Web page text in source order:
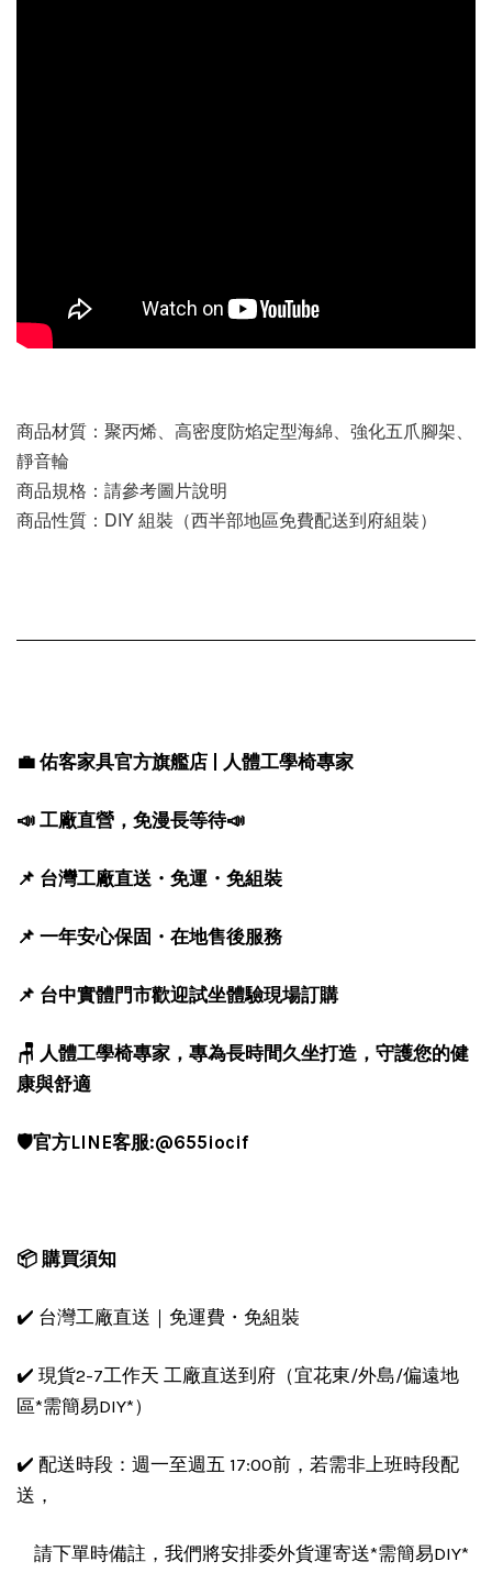
商品材質：聚丙烯、高密度防焰定型海綿、強化五爪腳架、
靜音輪
商品規格：請參考圖片說明
商品性質：DIY 組裝（西半部地區免費配送到府組裝）
💼 佑客家具官方旗艦店 | 人體工學椅專家
📣 工廠直營，免漫長等待📣
📌 台灣工廠直送・免運・免組裝
📌 一年安心保固・在地售後服務
📌 台中實體門市歡迎試坐體驗現場訂購
🪑 人體工學椅專家，專為長時間久坐打造，守護您的健
康與舒適
🛡️官方LINE客服:@655iocif
📦 購買須知
✔️ 台灣工廠直送｜免運費・免組裝
✔️ 現貨2-7工作天 工廠直送到府（宜花東/外島/偏遠地
區*需簡易DIY*）
✔️ 配送時段：週一至週五 17:00前，若需非上班時段配
送，
請下單時備註，我們將安排委外貨運寄送*需簡易DIY*